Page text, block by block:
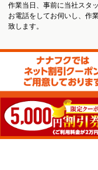
作業当日、事前に当社スタ
お電話をしてお伺いし、作
致します。